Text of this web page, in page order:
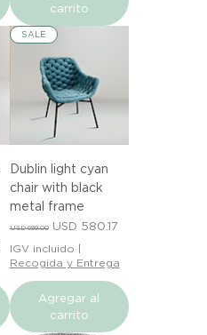
carrito
SALE
Dublin light cyan
chair with black
metal frame
Precio
USD 699.00 Precio de oferta
USD 580.17
IGV incluido
Recogida y Entrega
Agregar al
carrito